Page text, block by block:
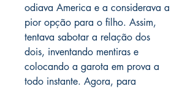
odiava America e a considerava a
pior opção para o filho. Assim,
tentava sabotar a relação dos
dois, inventando mentiras e
colocando a garota em prova a
todo instante. Agora, para